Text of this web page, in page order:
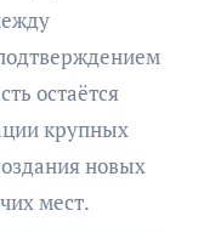
остаётся
крупных
новых
мест.